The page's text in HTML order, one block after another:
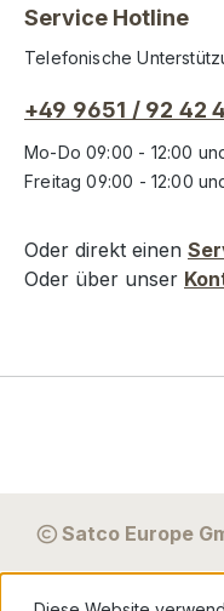
Service Hotline
Telefonische
+49 9651 / 92 42
Mo-Do 09:00 - 12:00
Freitag 09:00 - 12:00
Oder direkt einen
Oder über unser
Satco Europe